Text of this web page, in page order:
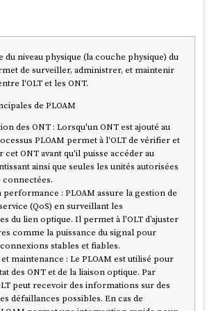
la BBox, le SN du SFP commençant par SMB
, qui semble être utilisé en tant qu'identifiant
MAC :48:29:FF:FF:FF:FF
qui est utilisé en tant que
matériel suivant :
- Smart Switch Ethernet 24 Ports RJ45 Gigabit
Manageable Professionnel - switch RJ45 avec
Bureau ou en Rack et Protection à Vie
RM 175 €
du niveau physique (la couche physique) du
de surveiller, administrer, et maintenir
l'OLT et les ONT.
de PLOAM
des ONT : Lorsqu'un ONT est ajouté au
PLOAM permet à l'OLT de vérifier et
cet ONT avant qu'il puisse accéder au
ainsi que seules les unités autorisées
connectées.
performance : PLOAM assure la gestion de
(QoS) en surveillant les
du lien optique. Il permet à l'OLT d’ajuster
comme la puissance du signal pour
stables et fiables.
maintenance : Le PLOAM est utilisé pour
des ONT et de la liaison optique. Par
peut recevoir des informations sur des
défaillances possibles. En cas de